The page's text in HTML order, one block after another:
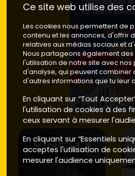
Ce site web utilise des
Les cookies nous permettent de
contenu et les annonces, d'offrir
relatives aux médias sociaux et
Nous partageons également des
l'utilisation de notre site avec nos
d'analyse, qui peuvent combiner
d'autres informations que tu leur
En cliquant sur “Tout
l'utilisation de cookies à des
ceux servant à mesurer
En cliquant sur “Essentiels
acceptes l'utilisation de
mesurer l'audience